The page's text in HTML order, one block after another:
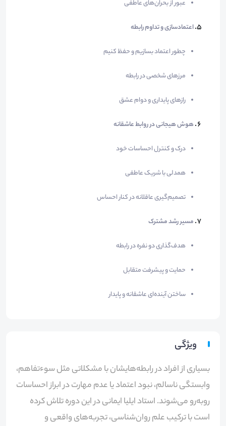
عبور از بحران‌های عاطفی
اعتمادسازی و تداوم رابطه
چطور اعتماد بسازیم و حفظ کنیم
مرزهای شخصی در رابطه
رازهای پایداری و دوام عشق
هوش هیجانی در روابط عاشقانه
درک و کنترل احساسات خود
همدلی با شریک عاطفی
تصمیم‌گیری عاقلانه در کنار احساس
مسیر رشد مشترک
هدف‌گذاری دو نفره در رابطه
حمایت و پیشرفت متقابل
ساختن آینده‌ای عاشقانه و پایدار
ویژگی
بسیاری از افراد در رابطه‌هایشان با مشکلاتی مثل سوءتفاهم،
وابستگی ناسالم، نبود اعتماد یا عدم مهارت در ابراز احساسات
روبه‌رو می‌شوند. استاد ایلیا ایمانی در این دوره تلاش کرده
است با ترکیب علم روان‌شناسی، تجربه‌های واقعی و